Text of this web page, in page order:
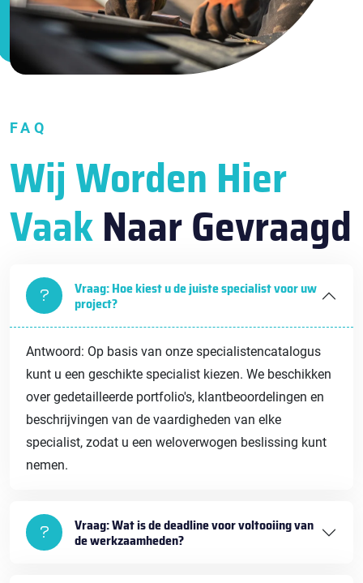
FAQ
Wij Worden Hier
VaakNaar Gevraagd
Vraag: Hoe kiest u de juiste specialist voor uw
project?
Antwoord: Op basis van onze specialistencatalogus
kunt u een geschikte specialist kiezen. We beschikken
over gedetailleerde portfolio's, klantbeoordelingen en
beschrijvingen van de vaardigheden van elke
specialist, zodat u een weloverwogen beslissing kunt
nemen.
Vraag: Wat is de deadline voor voltooiing van
de werkzaamheden?